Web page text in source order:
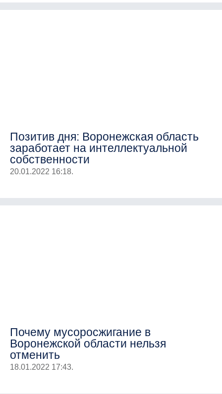
Позитив дня: Воронежская область
заработает на интеллектуальной
собственности
20.01.2022 16:18.
Почему мусоросжигание в
Воронежской области нельзя
отменить
18.01.2022 17:43.